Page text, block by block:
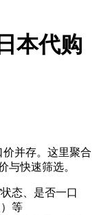
本代购
并存。这里聚合
与快速筛选。
态、是否一口
等